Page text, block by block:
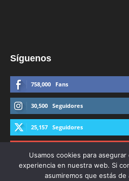
Síguenos
758,000 Fans
30,500 Seguidores
25,157 Seguidores
Usamos cookies para
experiencia en nuestra web. Si
asumiremos que estás de